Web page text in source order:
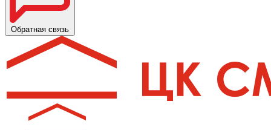
Обратная связь